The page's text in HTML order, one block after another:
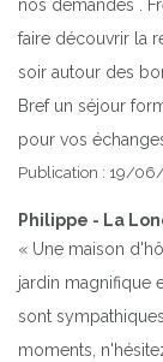
Previous
nos demandes .
faire découvrir la
soir autour des
Bref un séjour
pour vos
Publication : 19/
Philippe - La
« Une maison
jardin magnifique
sont
moments,